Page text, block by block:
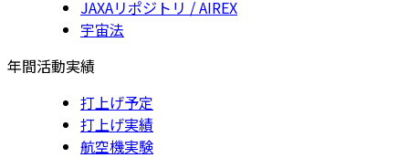
JAXAリポジトリ / AIREX
宇宙法
年間活動実績
打上げ予定
打上げ実績
航空機実験